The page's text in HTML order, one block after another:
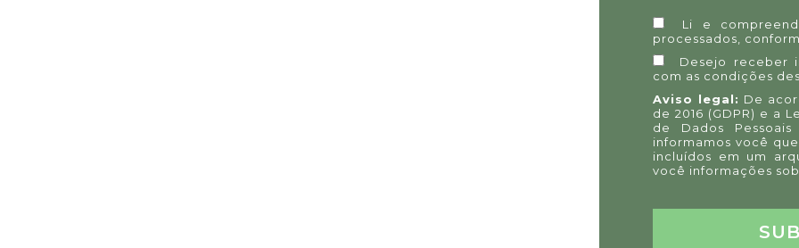
Li e
processados,
Desejo receber
com as condições
Aviso legal: De
de 2016 (GDPR) e a
de Dados
informamos você
incluídos em um
você informações